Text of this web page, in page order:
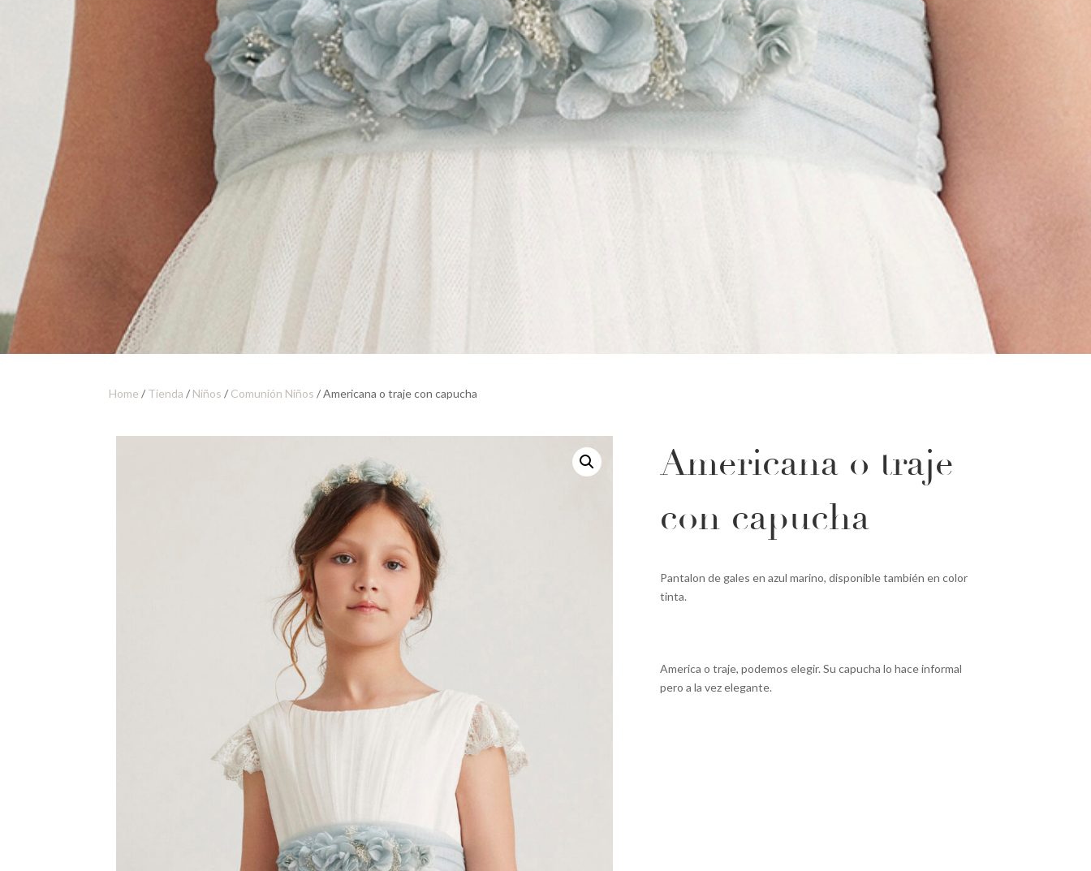
Home / Tienda / Niños / Comunión Niños / Americana o traje con capucha
Americana o traje
con capucha
Pantalon de gales en azul marino, disponible también en color
tinta.
America o traje, podemos elegir. Su capucha lo hace informal
pero a la vez elegante.